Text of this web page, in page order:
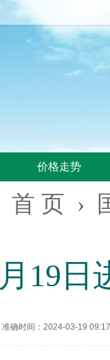
价格走势
首 页 ›
19
准确时间：2024-03-19 09:17